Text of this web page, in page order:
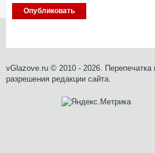
vGlazove.ru © 2010 - 2026. Перепечатка
разрешения редакции сайта.